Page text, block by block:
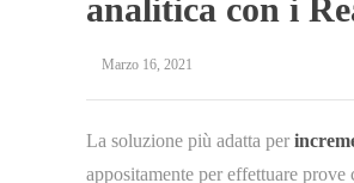
analitica con i
Marzo 16, 2021
La soluzione più adatta per
appositamente per effettuare prove